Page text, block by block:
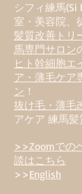
シフィ練馬(Si
室・美容院、
髪質改善トリ
馬専門サロン
ヒト幹細胞エ
ア・薄毛ケア
ン ！
抜け毛・薄毛
アケア 練馬
>>Zoomでの
談はこちら
>>English